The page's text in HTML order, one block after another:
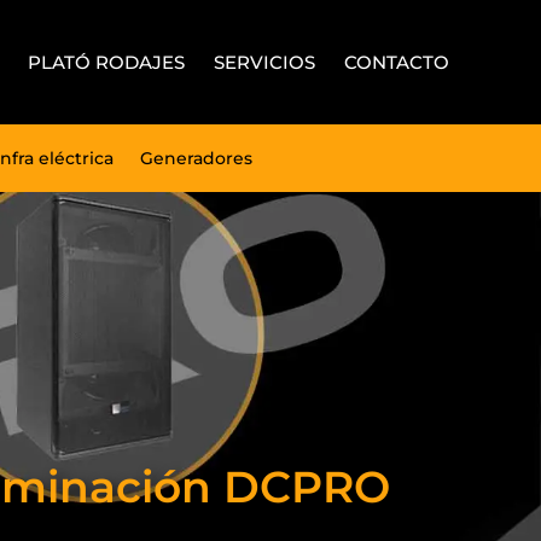
PLATÓ RODAJES SERVICIOS CONTACTO
eléctrica Generadores
DCPRO